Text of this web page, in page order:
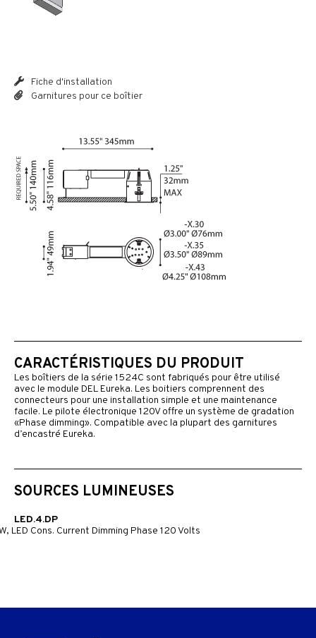
Fiche d'installation
Garnitures pour ce boîtier
CARACTÉRISTIQUES DU PRODUIT
Les boîtiers de la série 1524C sont fabriqués pour être utilisé
avec le module DEL Eureka. Les boitiers comprennent des
connecteurs pour une installation simple et une maintenance
facile. Le pilote électronique 120V offre un système de gradation
«Phase dimming». Compatible avec la plupart des garnitures
d’encastré Eureka.
SOURCES LUMINEUSES
LED.4.DP
LED Cons. Current Dimming Phase 120 Volts